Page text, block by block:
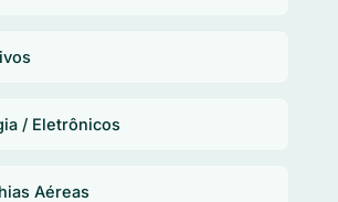
/ Eletrônicos
Aéreas